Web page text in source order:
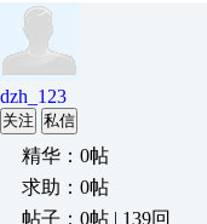
dzh_123
关注 私信
精华：0帖
求助：0帖
帖子：0帖 | 139回